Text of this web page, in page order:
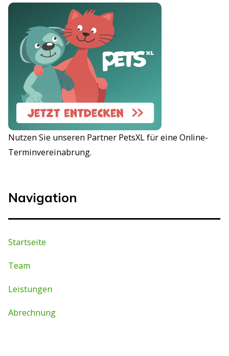
Nutzen Sie unseren Partner PetsXL für eine Online-
Terminvereinabrung.
Navigation
Startseite
Team
Leistungen
Abrechnung